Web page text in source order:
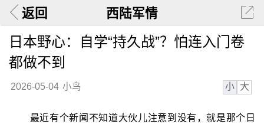
返回 西陆军情
日本野心：自学“持久战”？怕连入门卷
都做不到
2026-05-04 小鸟 小 大
最近有个新闻不知道大伙儿注意到没有，就是那个日